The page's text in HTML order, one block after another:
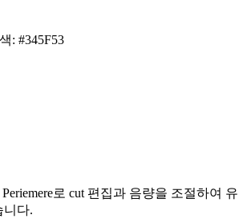
: #345F53
로 cut 편집과 음량을 조절하여 유
니다.